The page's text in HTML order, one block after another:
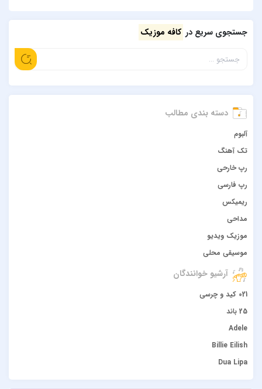
جستجوی سریع در کافه موزیک
دسته بندی مطالب
آلبوم
تک آهنگ
رپ خارحی
رپ فارسی
ریمیکس
مداحی
موزیک ویدیو
موسیقی محلی
آرشیو خوانندگان
021 کید و چرسی
25 باند
Adele
Billie Eilish
Dua Lipa